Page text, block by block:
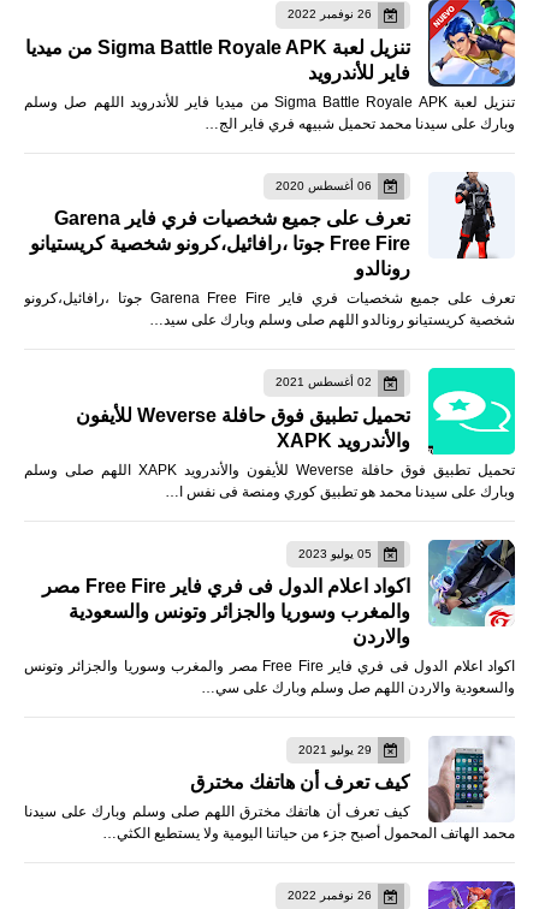
26 نوفمبر 2022
تنزيل لعبة Sigma Battle Royale APK من ميديا
فاير للأندرويد
تنزيل لعبة Sigma Battle Royale APK من ميديا فاير للأندرويد اللهم صل وسلم
وبارك على سيدنا محمد تحميل شبيهه فري فاير الج…
06 أغسطس 2020
تعرف على جميع شخصيات فري فاير Garena
Free Fire جوتا ،رافائيل،كرونو شخصية كريستيانو
رونالدو
تعرف على جميع شخصيات فري فاير Garena Free Fire جوتا ،رافائيل،كرونو
شخصية كريستيانو رونالدو اللهم صلى وسلم وبارك على سيد…
02 أغسطس 2021
تحميل تطبيق فوق حافلة Weverse للأيفون
والأندرويد XAPK
تحميل تطبيق فوق حافلة Weverse للأيفون والأندرويد XAPK اللهم صلى وسلم
وبارك على سيدنا محمد هو تطبيق كوري ومنصة فى نفس ا…
05 يوليو 2023
اكواد اعلام الدول فى فري فاير Free Fire مصر
والمغرب وسوريا والجزائر وتونس والسعودية
والاردن
اكواد اعلام الدول فى فري فاير Free Fire مصر والمغرب وسوريا والجزائر وتونس
والسعودية والاردن اللهم صل وسلم وبارك على سي…
29 يوليو 2021
كيف تعرف أن هاتفك مخترق
كيف تعرف أن هاتفك مخترق اللهم صلى وسلم وبارك على سيدنا
محمد الهاتف المحمول أصبح جزء من حياتنا اليومية ولا يستطيع الكثي…
26 نوفمبر 2022